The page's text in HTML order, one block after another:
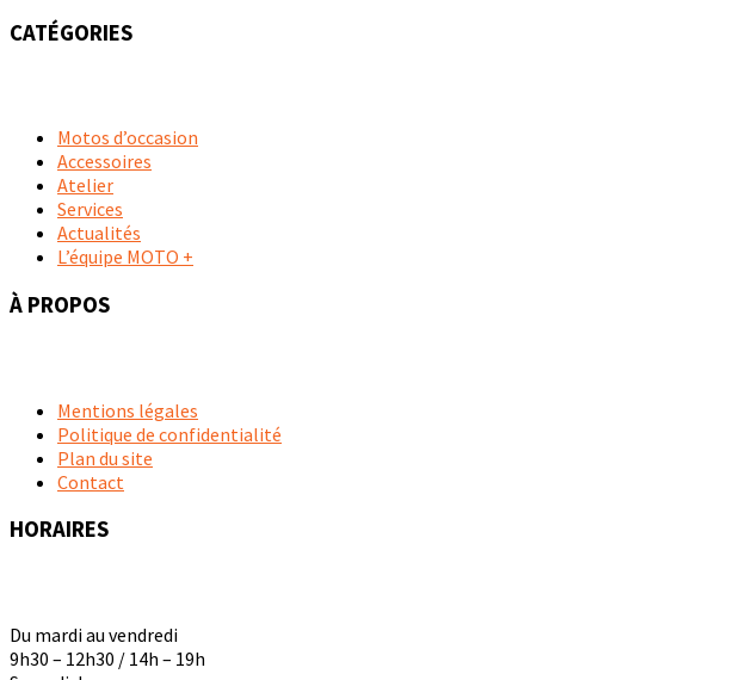
CATÉGORIES
Motos d’occasion
Accessoires
Atelier
Services
Actualités
L’équipe MOTO +
À PROPOS
Mentions légales
Politique de confidentialité
Plan du site
Contact
HORAIRES
Du mardi au vendredi
9h30 – 12h30 / 14h – 19h